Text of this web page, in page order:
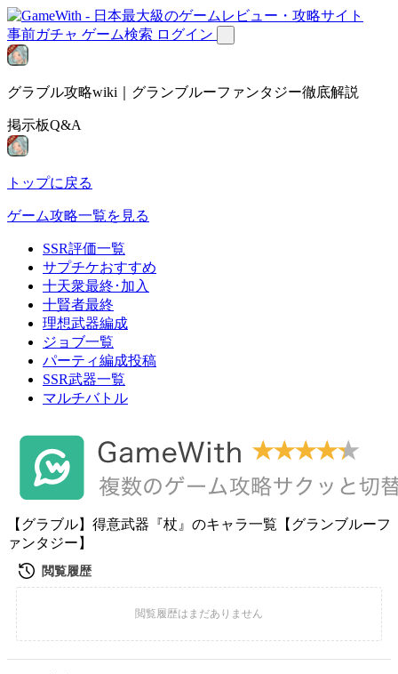
事前ガチャ ゲーム検索 ログイン
グラブル攻略wiki｜グランブルーファンタジー徹底解説
掲示板Q&A
トップに戻る
ゲーム攻略一覧を見る
SSR評価一覧
サプチケおすすめ
十天衆最終･加入
十賢者最終
理想武器編成
ジョブ一覧
パーティ編成投稿
SSR武器一覧
マルチバトル
【グラブル】得意武器『杖』のキャラ一覧【グランブルーフ
ァンタジー】